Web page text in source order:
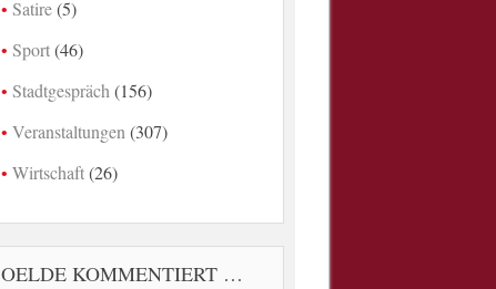
Satire(5)
Sport(46)
Stadtgespräch (156)
Veranstaltungen (307)
Wirtschaft(26)
OELDE KOMMENTIERT …